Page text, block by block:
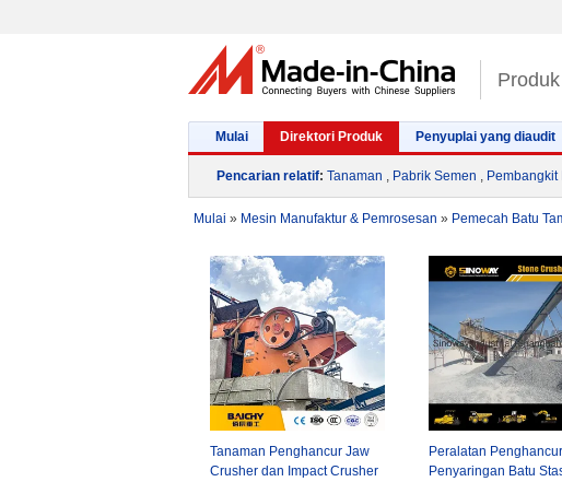
Mulai Direktori Produk Penyuplai yang diaudit
Pencarian relatif: Tanaman , Pabrik Semen , Pembangkit
Mulai » Mesin Manufaktur & Pemrosesan » Pemecah Batu
Tanaman Penghancur Jaw
Crusher dan Impact Crusher
Peralatan
Penyaringan Batu